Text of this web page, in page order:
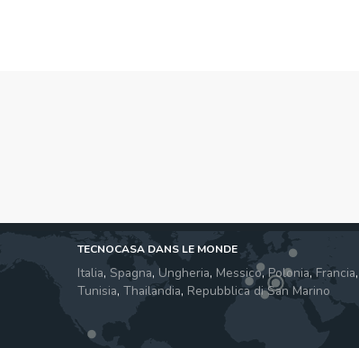
TECNOCASA DANS LE MONDE
Italia, Spagna, Ungheria, Messico,Polonia, Francia,
Tunisia, Thailandia, Repubblica di San Marino